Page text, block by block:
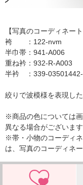
【写真のコーディネー
袴 ：122-nvm
半巾帯：941-A006
重ね衿：932-R-A003
半衿 ：339-
絞りで波模様を表現し
※商品の色については
異なる場合がございま
※帯・小物のコーディ
は、写真のコーディネ